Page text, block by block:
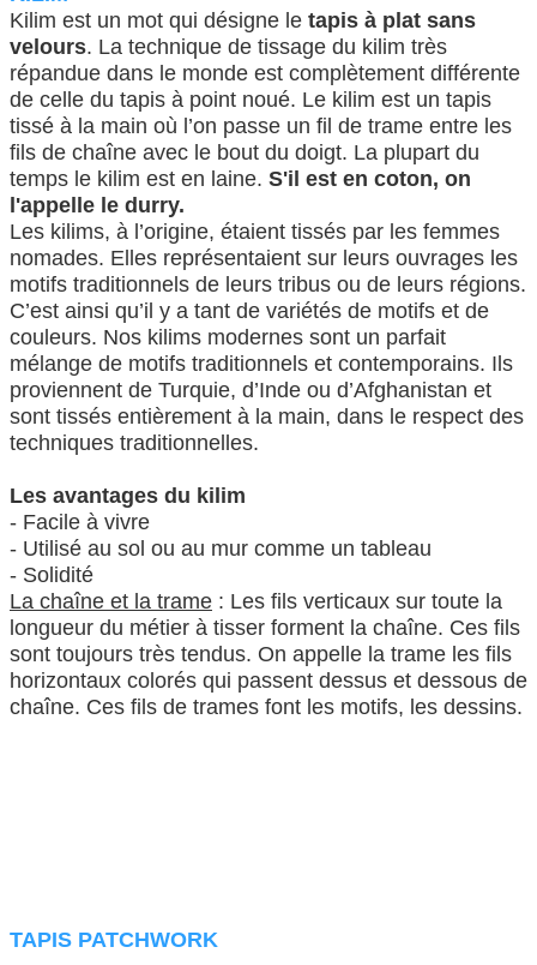
Kilim est un mot qui désigne le tapis à plat sans
velours. La technique de tissage du kilim très
répandue dans le monde est complètement différente
de celle du tapis à point noué. Le kilim est un tapis
tissé à la main où l’on passe un fil de trame entre les
fils de chaîne avec le bout du doigt. La plupart du
temps le kilim est en laine. S'il est en coton, on
l'appelle le durry.
Les kilims, à l’origine, étaient tissés par les femmes
nomades. Elles représentaient sur leurs ouvrages les
motifs traditionnels de leurs tribus ou de leurs régions.
C’est ainsi qu’il y a tant de variétés de motifs et de
couleurs. Nos kilims modernes sont un parfait
mélange de motifs traditionnels et contemporains. Ils
proviennent de Turquie, d’Inde ou d’Afghanistan et
sont tissés entièrement à la main, dans le respect des
techniques traditionnelles.
Les avantages du kilim
- Facile à vivre
- Utilisé au sol ou au mur comme un tableau
- Solidité
La chaîne et la trame : Les fils verticaux sur toute la
longueur du métier à tisser forment la chaîne. Ces fils
sont toujours très tendus. On appelle la trame les fils
horizontaux colorés qui passent dessus et dessous de
chaîne. Ces fils de trames font les motifs, les dessins.
TAPIS PATCHWORK